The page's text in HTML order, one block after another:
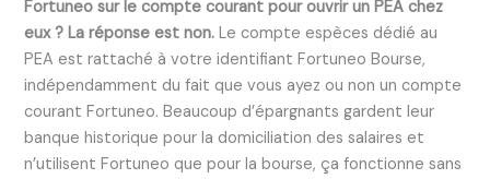
Fortuneo sur le compte courant pour ouvrir un PEA chez
eux ? La réponse est non. Le compte espèces dédié au
PEA est rattaché à votre identifiant Fortuneo Bourse,
indépendamment du fait que vous ayez ou non un compte
courant Fortuneo. Beaucoup d’épargnants gardent leur
banque historique pour la domiciliation des salaires et
n’utilisent Fortuneo que pour la bourse, ça fonctionne sans